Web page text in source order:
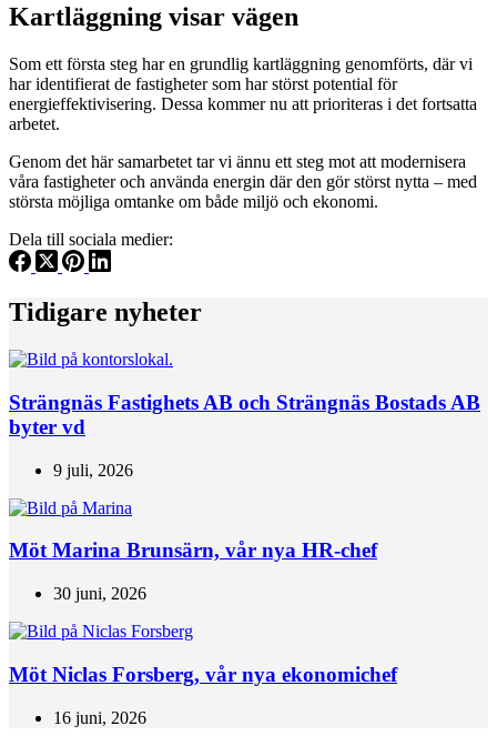
Kartläggning visar vägen
Som ett första steg har en grundlig kartläggning genomförts, där vi
har identifierat de fastigheter som har störst potential för
energieffektivisering. Dessa kommer nu att prioriteras i det fortsatta
arbetet.
Genom det här samarbetet tar vi ännu ett steg mot att modernisera
våra fastigheter och använda energin där den gör störst nytta – med
största möjliga omtanke om både miljö och ekonomi.
Dela till sociala medier:
Tidigare nyheter
Strängnäs Fastighets AB och Strängnäs Bostads AB
byter vd
9 juli, 2026
Möt Marina Brunsärn, vår nya HR-chef
30 juni, 2026
Möt Niclas Forsberg, vår nya ekonomichef
16 juni, 2026